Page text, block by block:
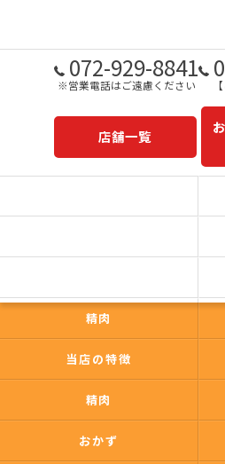
072-929-8841
※営業電話はご遠慮ください
店舗一覧
精肉
当店の特徴
精肉
おかず